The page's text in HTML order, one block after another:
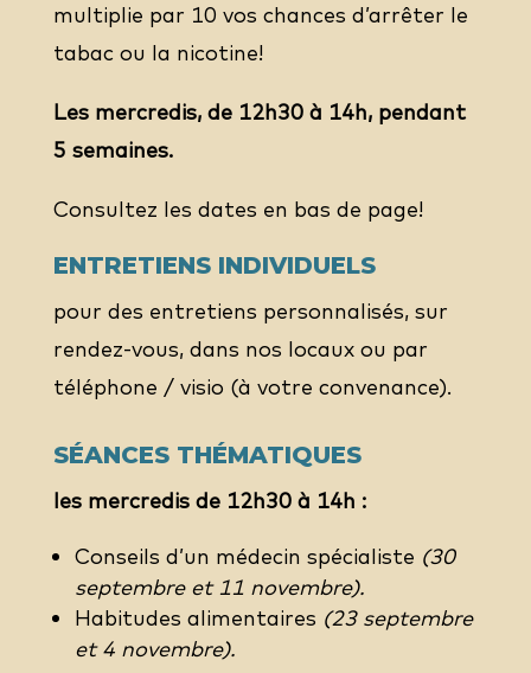
multiplie par 10 vos chances d’arrêter le
tabac ou la nicotine!
Les mercredis, de 12h30 à 14h, pendant
5 semaines.
Consultez les dates en bas de page!
ENTRETIENS INDIVIDUELS
pour des entretiens personnalisés, sur
rendez-vous, dans nos locaux ou par
téléphone / visio (à votre convenance).
SÉANCES THÉMATIQUES
les mercredis de 12h30 à 14h :
Conseils d’un médecin spécialiste (30
septembre et 11 novembre).
Habitudes alimentaires (23 septembre
et 4 novembre).